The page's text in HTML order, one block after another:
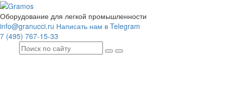
Оборудование для легкой промышленности
info@granucci.ru Написать нам в Telegram
7 (495) 767-15-33